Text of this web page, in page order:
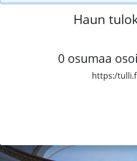
Haun
0 osumaa
https:/